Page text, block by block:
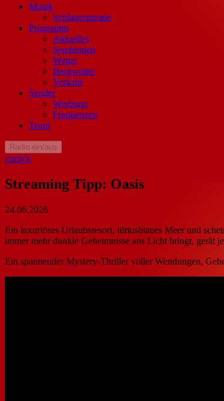
Musik
Schlagerparade
Programm
Aktuelles
Sendungen
Wetter
Bergwetter
Verkehr
Sender
Werbung
Frequenzen
Team
Radio ein/aus
zurück
Streaming Tipp: Oasis
24.06.2026
Ein luxuriöses Urlaubsresort, türkisblaues Meer und
immer mehr dunkle Geheimnisse ans Licht bringt, gerät
Ein spannender Mystery-Thriller voller Wendungen,